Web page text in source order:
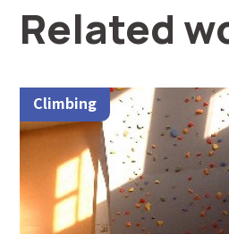
Related
Climbing